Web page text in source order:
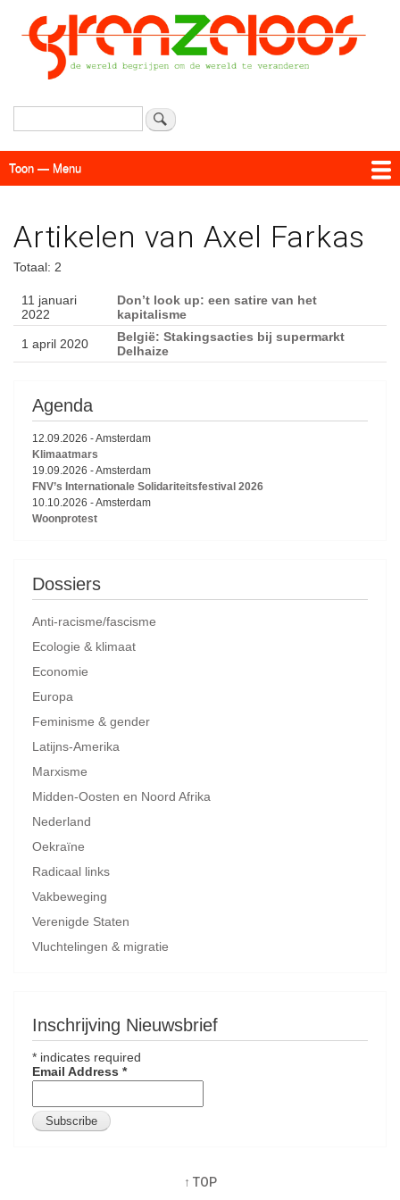
naar
Zoeken
Menu
Toon — Menu
Artikelen van Axel Farkas
Totaal: 2
11 januari
2022
Don’t look up: een satire van het
kapitalisme
1 april 2020
België: Stakingsacties bij supermarkt
Delhaize
Agenda
12.09.2026 -Amsterdam
Klimaatmars
19.09.2026 -Amsterdam
FNV’s Internationale Solidariteitsfestival 2026
10.10.2026 -Amsterdam
Woonprotest
Dossiers
Anti-racisme/fascisme
Ecologie & klimaat
Economie
Europa
Feminisme & gender
Latijns-Amerika
Marxisme
Midden-Oosten en Noord Afrika
Nederland
Oekraïne
Radicaal links
Vakbeweging
Verenigde Staten
Vluchtelingen & migratie
Inschrijving Nieuwsbrief
* indicates required
Email Address *
↑ TOP